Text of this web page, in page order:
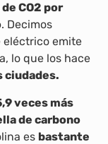
CO2 por
. Decimos
emite
lo que los hace
ciudades.
veces más
de carbono
es bastante